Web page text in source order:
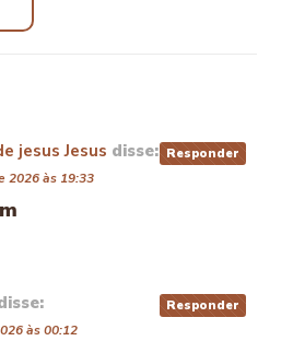
jesus Jesus disse:
2026 às 19:33
Responder
às 00:12
Responder